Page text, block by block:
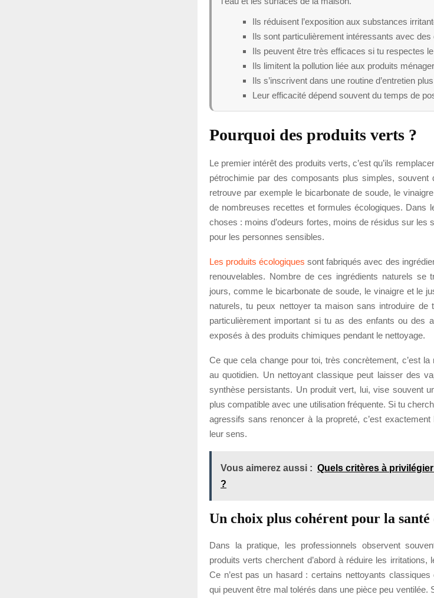
Ils réduisent l’exposition aux substances
Ils sont particulièrement intéressants avec
Ils peuvent être très efficaces si tu respectes
Ils limitent la pollution liée aux produits
Ils s’inscrivent dans une routine d’entretien
Leur efficacité dépend souvent du temps de
Pourquoi des produits verts ?
Le premier intérêt des produits verts, c’est qu’ils
pétrochimie par des composants plus simples, souvent
retrouve par exemple le bicarbonate de soude, le
de nombreuses recettes et formules écologiques. Dans
choses : moins d’odeurs fortes, moins de résidus sur les
pour les personnes sensibles.
Les produits écologiques sont fabriqués avec des
renouvelables. Nombre de ces ingrédients naturels
jours, comme le bicarbonate de soude, le vinaigre et le
naturels, tu peux nettoyer ta maison sans introduire de
particulièrement important si tu as des enfants ou des
exposés à des produits chimiques pendant le nettoyage.
Ce que cela change pour toi, très concrètement, c’est
au quotidien. Un nettoyant classique peut laisser des
synthèse persistants. Un produit vert, lui, vise souvent
plus compatible avec une utilisation fréquente. Si tu
agressifs sans renoncer à la propreté, c’est
leur sens.
Vous aimerez aussi : Quels critères à
?
Un choix plus cohérent pour la
Dans la pratique, les professionnels observent
produits verts cherchent d’abord à réduire les
Ce n’est pas un hasard : certains nettoyants
qui peuvent être mal tolérés dans une pièce peu ventilée.